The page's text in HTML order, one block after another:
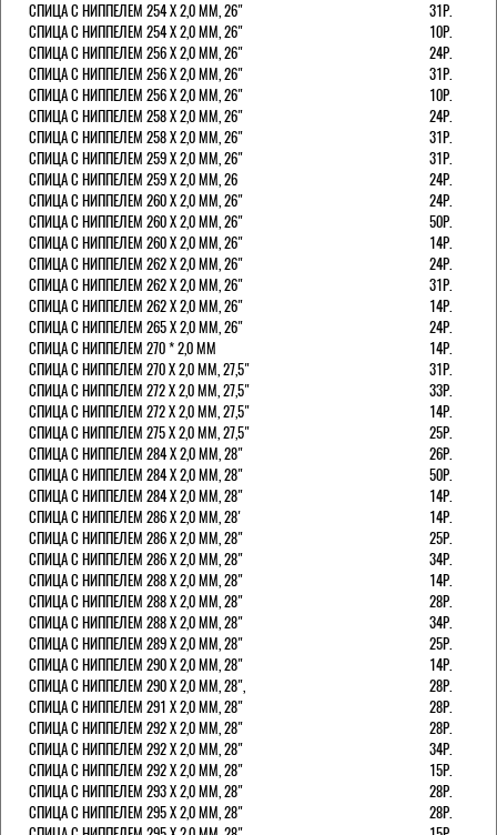
СПИЦА С НИППЕЛЕМ 254 Х 2,0 ММ, 26"
31Р.
СПИЦА С НИППЕЛЕМ 254 Х 2,0 ММ, 26"
10Р.
СПИЦА С НИППЕЛЕМ 256 Х 2,0 ММ, 26"
24Р.
СПИЦА С НИППЕЛЕМ 256 Х 2,0 ММ, 26"
31Р.
СПИЦА С НИППЕЛЕМ 256 Х 2,0 ММ, 26"
10Р.
СПИЦА С НИППЕЛЕМ 258 Х 2,0 ММ, 26"
24Р.
СПИЦА С НИППЕЛЕМ 258 Х 2,0 ММ, 26"
31Р.
СПИЦА С НИППЕЛЕМ 259 Х 2,0 ММ, 26"
31Р.
СПИЦА С НИППЕЛЕМ 259 Х 2,0 ММ, 26
24Р.
СПИЦА С НИППЕЛЕМ 260 Х 2,0 ММ, 26"
24Р.
СПИЦА С НИППЕЛЕМ 260 Х 2,0 ММ, 26"
50Р.
СПИЦА С НИППЕЛЕМ 260 Х 2,0 ММ, 26"
14Р.
СПИЦА С НИППЕЛЕМ 262 Х 2,0 ММ, 26"
24Р.
СПИЦА С НИППЕЛЕМ 262 Х 2,0 ММ, 26"
31Р.
СПИЦА С НИППЕЛЕМ 262 Х 2,0 ММ, 26"
14Р.
СПИЦА С НИППЕЛЕМ 265 Х 2,0 ММ, 26"
24Р.
СПИЦА С НИППЕЛЕМ 270 * 2,0 ММ
14Р.
СПИЦА С НИППЕЛЕМ 270 Х 2,0 ММ, 27,5"
31Р.
СПИЦА С НИППЕЛЕМ 272 Х 2,0 ММ, 27,5"
33Р.
СПИЦА С НИППЕЛЕМ 272 Х 2,0 ММ, 27,5"
14Р.
СПИЦА С НИППЕЛЕМ 275 Х 2,0 ММ, 27,5"
25Р.
СПИЦА С НИППЕЛЕМ 284 Х 2,0 ММ, 28"
26Р.
СПИЦА С НИППЕЛЕМ 284 Х 2,0 ММ, 28"
50Р.
СПИЦА С НИППЕЛЕМ 284 Х 2,0 ММ, 28"
14Р.
СПИЦА С НИППЕЛЕМ 286 Х 2,0 ММ, 28'
14Р.
СПИЦА С НИППЕЛЕМ 286 Х 2,0 ММ, 28"
25Р.
СПИЦА С НИППЕЛЕМ 286 Х 2,0 ММ, 28"
34Р.
СПИЦА С НИППЕЛЕМ 288 Х 2,0 ММ, 28"
14Р.
СПИЦА С НИППЕЛЕМ 288 Х 2,0 ММ, 28"
28Р.
СПИЦА С НИППЕЛЕМ 288 Х 2,0 ММ, 28"
34Р.
СПИЦА С НИППЕЛЕМ 289 Х 2,0 ММ, 28"
25Р.
СПИЦА С НИППЕЛЕМ 290 Х 2,0 ММ, 28"
14Р.
СПИЦА С НИППЕЛЕМ 290 Х 2,0 ММ, 28",
28Р.
СПИЦА С НИППЕЛЕМ 291 Х 2,0 ММ, 28"
28Р.
СПИЦА С НИППЕЛЕМ 292 Х 2,0 ММ, 28"
28Р.
СПИЦА С НИППЕЛЕМ 292 Х 2,0 ММ, 28"
34Р.
СПИЦА С НИППЕЛЕМ 292 Х 2,0 ММ, 28"
15Р.
СПИЦА С НИППЕЛЕМ 293 Х 2,0 ММ, 28"
28Р.
СПИЦА С НИППЕЛЕМ 295 Х 2,0 ММ, 28"
28Р.